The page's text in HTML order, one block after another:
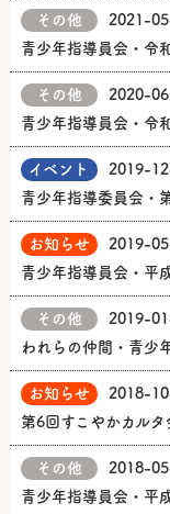
その他
2021-
青少年指導員会・令
その他
2020-
青少年指導員会・令
イベント
2019-
青少年指導委員会・
お知らせ
2019-
青少年指導員会・平
その他
2019-
われらの仲間・青少
お知らせ
2018-
第6回すこやかカル
その他
2018-
青少年指導員会・平